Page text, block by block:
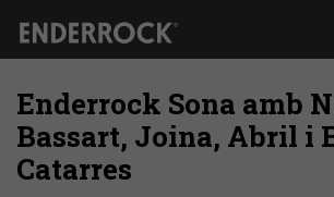
Enderrock Sona amb
Bassart, Joina, Abril i
Catarres